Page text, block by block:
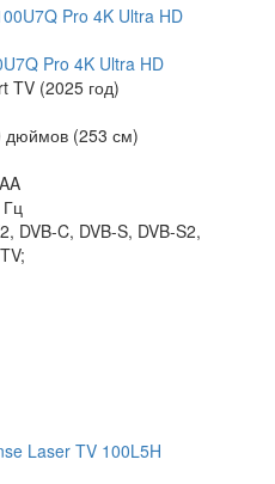
Pro 4K Ultra HD
TV (2025 год)
дюймов (253 см)
DVB-C, DVB-S, DVB-S2,